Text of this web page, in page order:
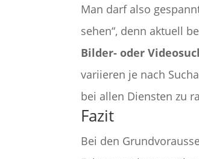
Man darf also
sehen“, denn aktuell
Bilder- oder
variieren je nach
bei allen Diensten zu
Fazit
Bei den